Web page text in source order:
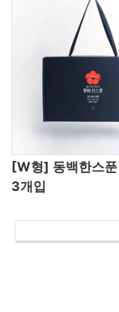
[W형] 동백한스
3개입